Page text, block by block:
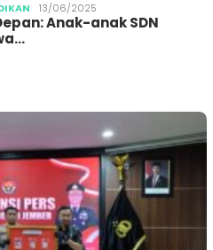
13/06/2025
Anak-anak SDN